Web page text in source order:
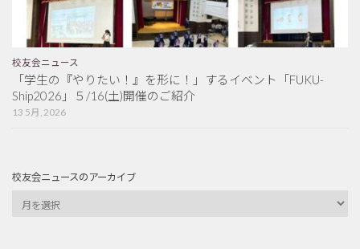
校友会ニュース
「学生の『やりたい！』を形に！」するイベント「FUKU-
Ship2026」５/16(土)開催のご紹介
13 5月, 2026
校友会ニュースのアーカイブ